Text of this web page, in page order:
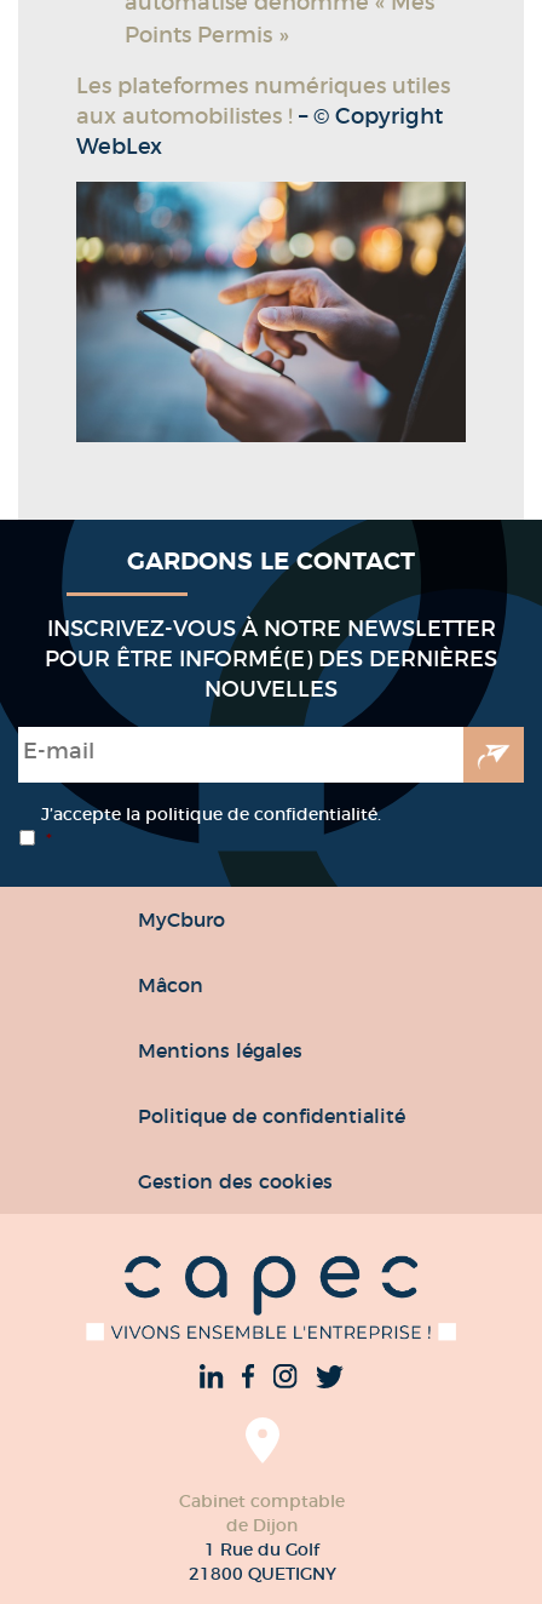
Points Permis »
Les plateformes numériques utiles
aux automobilistes ! – © Copyright
WebLex
GARDONS LE CONTACT
INSCRIVEZ-VOUS À NOTRE NEWSLETTER
POUR ÊTRE INFORMÉ(E) DES DERNIÈRES
NOUVELLES
E-mail
RGPD *
J’accepte la politique de confidentialité.
*
MyCburo
Mâcon
Mentions légales
Politique de confidentialité
Gestion des cookies
Cabinet comptable
de Dijon
1 Rue du Golf
21800 QUETIGNY